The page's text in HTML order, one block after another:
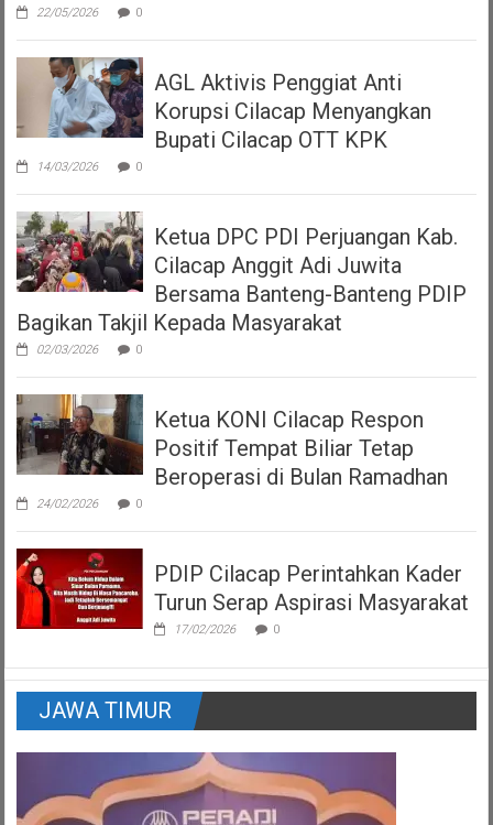
22/05/2026 0
AGL Aktivis Penggiat Anti
Korupsi Cilacap Menyangkan
Bupati Cilacap OTT KPK
14/03/2026 0
Ketua DPC PDI Perjuangan Kab.
Cilacap Anggit Adi Juwita
Bersama Banteng-Banteng PDIP
Bagikan Takjil Kepada Masyarakat
02/03/2026 0
Ketua KONI Cilacap Respon
Positif Tempat Biliar Tetap
Beroperasi di Bulan Ramadhan
24/02/2026 0
PDIP Cilacap Perintahkan Kader
Turun Serap Aspirasi Masyarakat
17/02/2026 0
JAWA TIMUR